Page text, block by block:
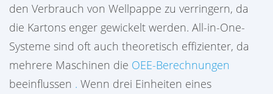
den Verbrauch von Wellpappe zu verringern, da
die Kartons enger gewickelt werden. All-in-One-
Systeme sind oft auch theoretisch effizienter, da
mehrere Maschinen die OEE-Berechnungen
beeinflussen . Wenn drei Einheiten eines